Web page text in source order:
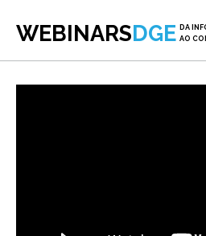
WEBINARSDGE DA
AO